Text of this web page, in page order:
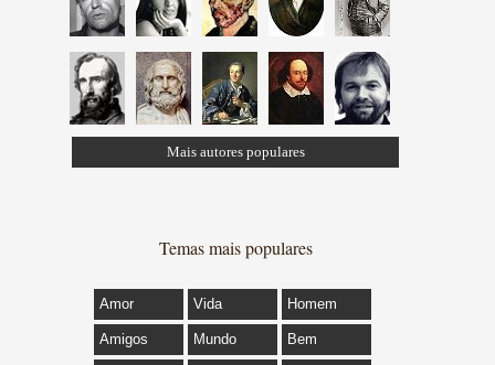
Mais autores populares
Temas mais populares
Amor Vida Homem
Amigos Mundo Bem